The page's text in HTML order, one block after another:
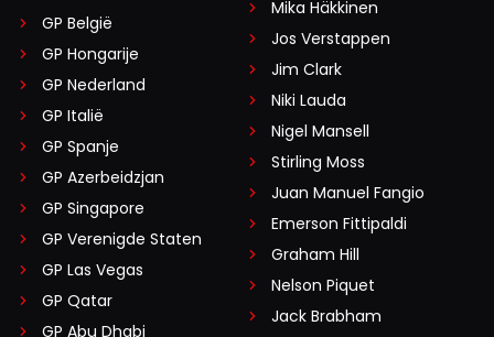
GP België
GP Hongarije
GP Nederland
GP Italië
GP Spanje
GP Azerbeidzjan
GP Singapore
GP Verenigde Staten
GP Las Vegas
GP Qatar
GP Abu Dhabi
Mika Häkkinen
Jos Verstappen
Jim Clark
Niki Lauda
Nigel Mansell
Stirling Moss
Juan Manuel Fangio
Emerson Fittipaldi
Graham Hill
Nelson Piquet
Jack Brabham